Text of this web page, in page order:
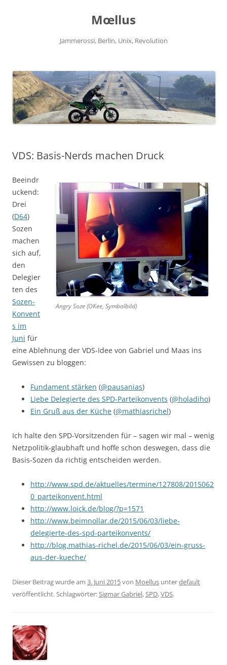
Mœllus
Jammerossi, Berlin, Unix, Revolution
VDS: Basis-Nerds machen Druck
Angry Soze (OKee, Symbolbild)
Beeindr
uckend:
Drei
(D64)
Sozen
machen
sich auf,
den
Delegier
ten des
Sozen-
Konvent
s im
Juni für
eine Ablehnung der VDS-Idee von Gabriel und Maas ins
Gewissen zu bloggen:
Fundament stärken (@pausanias)
Liebe Delegierte des SPD-Parteikonvents (@holadiho)
Ein Gruß aus der Küche (@mathiasrichel)
Ich halte den SPD-Vorsitzenden für – sagen wir mal – wenig
Netzpolitik-glaubhaft und hoffe schon deswegen, dass die
Basis-Sozen da richtig entscheiden werden.
http://www.spd.de/aktuelles/termine/127808/2015062
0_parteikonvent.html
http://www.loick.de/blog/?p=1571
http://www.beimnollar.de/2015/06/03/liebe-
delegierte-des-spd-parteikonvents/
http://blog.mathias-richel.de/2015/06/03/ein-gruss-
aus-der-kueche/
Dieser Beitrag wurde am 3. Juni 2015von Moellus unterdefault
veröffentlicht. Schlagwörter:Sigmar Gabriel,SPD,VDS.